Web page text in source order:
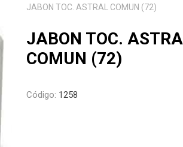
JABON TOC. ASTRAL COMUN (72)
JABON TOC.
COMUN (72)
Código: 1258